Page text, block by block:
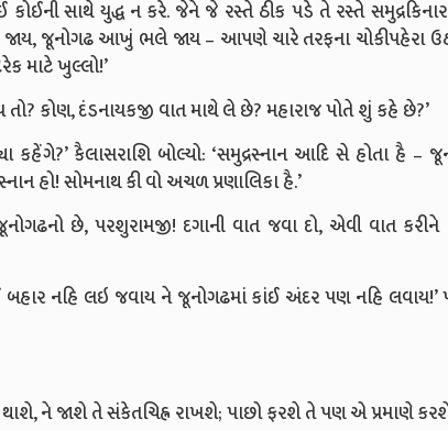
કોઈની સાથે યુદ્ધ ન કરે. જેને જે રસ્તે ઠીક પડે તે રસ્તે
જાય, જૂનોગઢ આખું ભલે જાય – આપણે ચારે તરફના ચોકીપહેરા
માટે ખુલ્લો!’
તો? કોણ, દંડનાયકજી વાત માથે લે છે? મહારાજ પોતે શું કહે છે?’
કહેંગે?’ કૈલાસરાશિ બોલ્યો: ‘સમુદ્રસ્નાન આદિ સે હોતા હૈ –
હો! સોમનાથ કી વો અચળ પ્રણાલિકા હૈ.’
છે, પરશુરામજી! દગાની વાત જવા દો, એવી વાત
બહાર નહિ લઇ જવાય ને જૂનોગઢમાં કાંઈ અંદર પણ નહિ લવાય!’
ને જાશે તે સંકેતચિહ્ન રાખશે; પાછો ફરશે તે પણ એ પ્રમાણે